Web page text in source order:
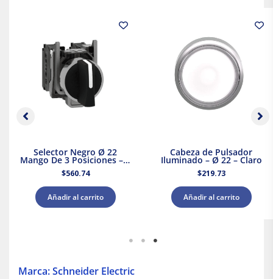
Selector Negro Ø 22
Mango De 3 Posiciones – 2
Na
$560.74
Añadir al carrito
Cabeza de Pulsador
Iluminado – Ø 22 – Claro
$219.73
Añadir al carrito
Marca: Schneider Electric